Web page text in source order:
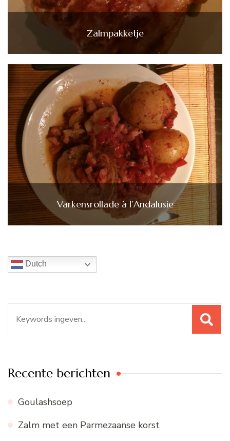
Zalmpakketje
Varkensrollade à l’Andalusie
Dutch
naar:
Recente berichten
Goulashsoep
Zalm met een Parmezaanse korst